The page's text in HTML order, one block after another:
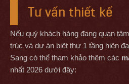
Tư vấn thiết kế
Nếu quý khách hàng đang quan
trúc và dự án biệt thự 1 tầng hiện
Sang có thể tham khảo thêm các
nhất 2026 dưới đây: